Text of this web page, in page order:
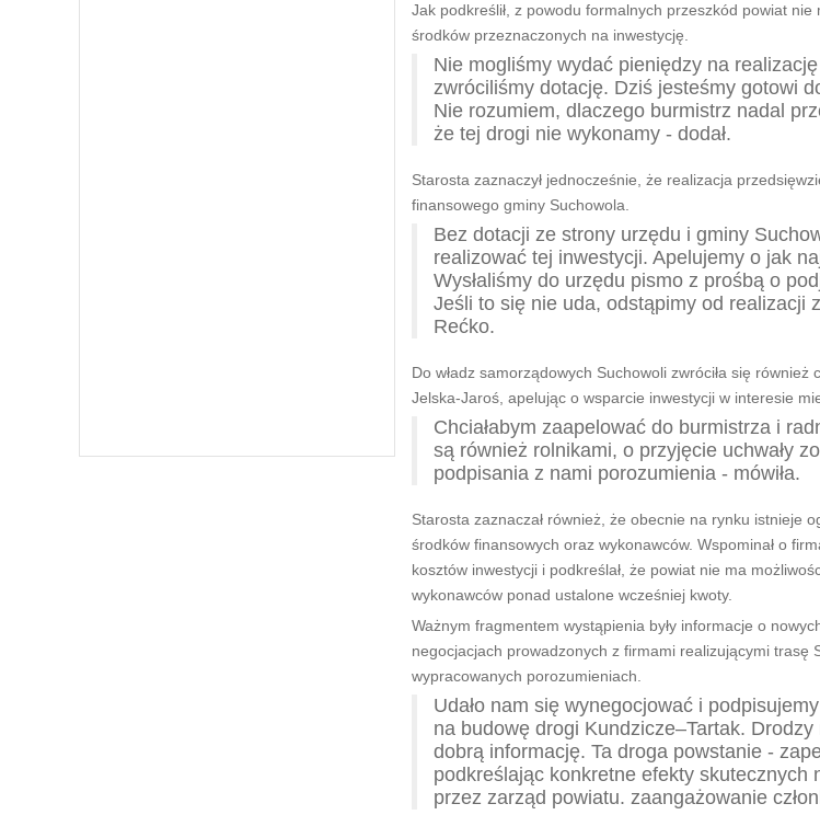
Jak podkreślił, z powodu formalnych przeszkód powiat nie
środków przeznaczonych na inwestycję.
Nie mogliśmy wydać pieniędzy na
zwróciliśmy dotację. Dziś jesteśmy gotowi
Nie rozumiem, dlaczego burmistrz nadal
że tej drogi nie wykonamy - dodał.
Starosta zaznaczył jednocześnie, że realizacja
finansowego gminy Suchowola.
Bez dotacji ze strony urzędu i gminy
realizować tej inwestycji. Apelujemy o jak
Wysłaliśmy do urzędu pismo z prośbą o
Jeśli to się nie uda, odstąpimy od realizacji
Rećko.
Do władz samorządowych Suchowoli zwróciła się również
Jelska-Jaroś, apelując o wsparcie inwestycji w interesie
Chciałabym zaapelować do burmistrza i
są również rolnikami, o przyjęcie uchwały
podpisania z nami porozumienia - mówiła.
Starosta zaznaczał również, że obecnie na rynku istnieje
środków finansowych oraz wykonawców. Wspominał o
kosztów inwestycji i podkreślał, że powiat nie ma
wykonawców ponad ustalone wcześniej kwoty.
Ważnym fragmentem wystąpienia były informacje o
negocjacjach prowadzonych z firmami realizującymi trasę
wypracowanych porozumieniach.
Udało nam się wynegocjować i
na budowę drogi Kundzicze–Tartak.
dobrą informację. Ta droga powstanie -
podkreślając konkretne efekty skutecznych
przez zarząd powiatu. zaangażowanie